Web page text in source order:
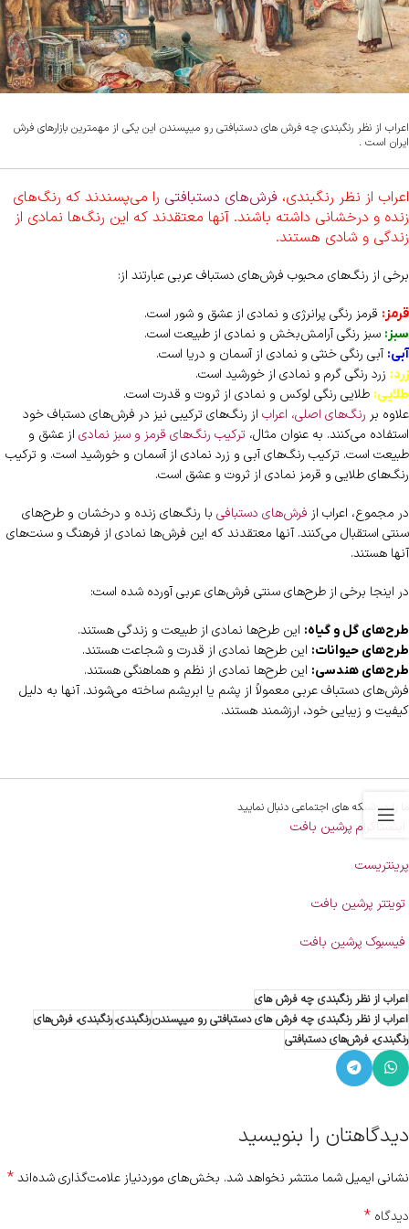
اعراب از نظر رنگبندی چه فرش های دستبافتی رو میپسندن این یکی از مهمترین بازارهای فرش
ایران است .
اعراب از نظر رنگبندی، فرش‌های دستبافتی را می‌پسندند که رنگ‌های
زنده و درخشانی داشته باشند. آنها معتقدند که این رنگ‌ها نمادی از
زندگی و شادی هستند.
برخی از رنگ‌های محبوب فرش‌های دستباف عربی عبارتند از:
قرمز: قرمز رنگی پرانرژی و نمادی از عشق و شور است.
سبز: سبز رنگی آرامش‌بخش و نمادی از طبیعت است.
آبی: آبی رنگی خنثی و نمادی از آسمان و دریا است.
زرد: زرد رنگی گرم و نمادی از خورشید است.
طلایی: طلایی رنگی لوکس و نمادی از ثروت و قدرت است.
علاوه بر رنگ‌های اصلی، اعراب از رنگ‌های ترکیبی نیز در فرش‌های دستباف خود
استفاده می‌کنند. به عنوان مثال، ترکیب رنگ‌های قرمز و سبز نمادی از عشق و
طبیعت است. ترکیب رنگ‌های آبی و زرد نمادی از آسمان و خورشید است. و ترکیب
رنگ‌های طلایی و قرمز نمادی از ثروت و عشق است.
در مجموع، اعراب از فرش‌های دستبافی با رنگ‌های زنده و درخشان و طرح‌های
سنتی استقبال می‌کنند. آنها معتقدند که این فرش‌ها نمادی از فرهنگ و سنت‌های
آنها هستند.
در اینجا برخی از طرح‌های سنتی فرش‌های عربی آورده شده است:
طرح‌های گل و گیاه: این طرح‌ها نمادی از طبیعت و زندگی هستند.
طرح‌های حیوانات: این طرح‌ها نمادی از قدرت و شجاعت هستند.
طرح‌های هندسی: این طرح‌ها نمادی از نظم و هماهنگی هستند.
فرش‌های دستباف عربی معمولاً از پشم یا ابریشم ساخته می‌شوند. آنها به دلیل
کیفیت و زیبایی خود، ارزشمند هستند.
ما را در شبکه های اجتماعی دنبال نمایید
اینستاگرام پرشین بافت
پرینتریست
تویتتر پرشین بافت
فیسبوک پرشین بافت
اعراب از نظر رنگبندی چه فرش های
اعراب از نظر رنگبندی چه فرش های دستبافتی رو میپسندنرنگبندی،رنگبندی، فرش‌های
رنگبندی، فرش‌های دستبافتی
دیدگاهتان را بنویسید
نشانی ایمیل شما منتشر نخواهد شد. بخش‌های موردنیاز علامت‌گذاری شده‌اند*
دیدگاه *